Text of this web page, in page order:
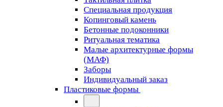
Специальная продукция
Копинговый камень
Бетонные подоконники
Ритуальная тематика
Малые архитектурные формы
(МАФ)
Заборы
Индивидуальный заказ
Пластиковые формы